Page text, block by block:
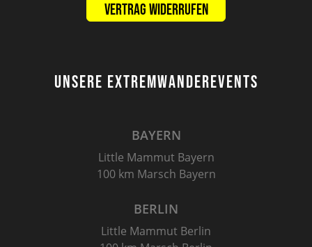
Vertrag widerrufen
UNSERE EXTREMWANDEREVENTS
BAYERN
Little Mammut Bayern
100 km Marsch Bayern
BERLIN
Little Mammut Berlin